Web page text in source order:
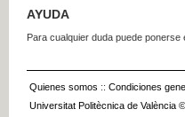
AYUDA
Para cualquier duda puede
Quienes somos :: Condiciones
Universitat Politècnica de València